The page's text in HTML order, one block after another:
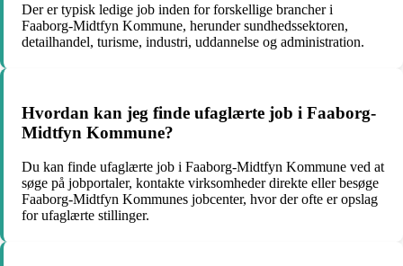
Der er typisk ledige job inden for forskellige brancher i
Faaborg-Midtfyn Kommune, herunder sundhedssektoren,
detailhandel, turisme, industri, uddannelse og administration.
Hvordan kan jeg finde ufaglærte job i Faaborg-
Midtfyn Kommune?
Du kan finde ufaglærte job i Faaborg-Midtfyn Kommune ved at
søge på jobportaler, kontakte virksomheder direkte eller besøge
Faaborg-Midtfyn Kommunes jobcenter, hvor der ofte er opslag
for ufaglærte stillinger.